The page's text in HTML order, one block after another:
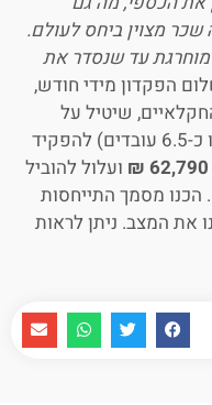
מצוין ביחס לעולם.
מוחרגת עד שנסדר את
הפקדון מידי חודש,
שיטיל על
המעסיק הממוצע בחקלאות (שיש לו כ-6.5 עובדים) להפקיד
ועלול להוביל
מסמך התייחסות
את המצב. ניתן לראות